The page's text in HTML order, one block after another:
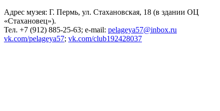
Адрес музея: Г. Пермь, ул. Стахановская, 18 (в здании ОЦ
«Стахановец»).
Тел. +7 (912) 885-25-63; e-mail: pelageya57@inbox.ru
vk.com/pelageya57; vk.com/club192428037